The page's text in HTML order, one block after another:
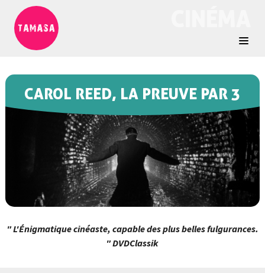
CAROL REED, LA PREUVE PAR 3
" L'Énigmatique cinéaste, capable des plus belles fulgurances.
" DVDClassik